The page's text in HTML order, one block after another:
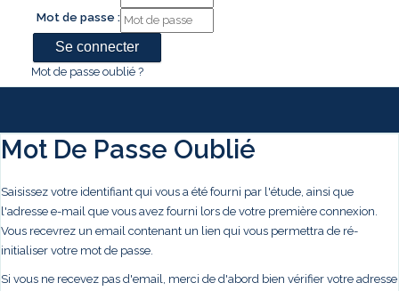
Mot de passe :
Mot de passe oublié ?
Mot De Passe Oublié
Saisissez votre identifiant qui vous a été fourni par l'étude, ainsi que
l'adresse e-mail que vous avez fourni lors de votre première connexion.
Vous recevrez un email contenant un lien qui vous permettra de ré-
initialiser votre mot de passe.
Si vous ne recevez pas d'email, merci de d'abord bien vérifier votre adresse